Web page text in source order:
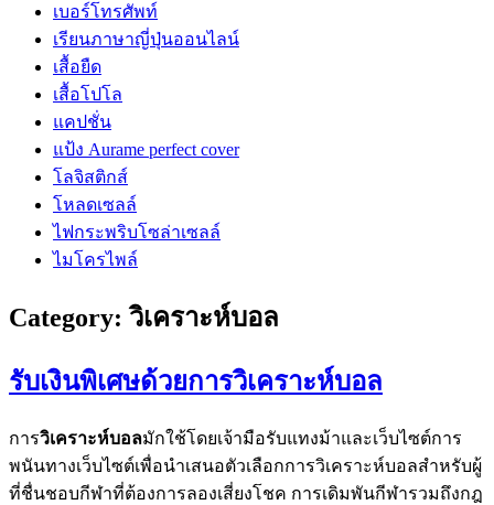
เบอร์โทรศัพท์
เรียนภาษาญี่ปุ่นออนไลน์
เสื้อยืด
เสื้อโปโล
แคปชั่น
แป้ง Aurame perfect cover
โลจิสติกส์
โหลดเซลล์
ไฟกระพริบโซล่าเซลล์
ไมโครไพล์
Category:วิเคราะห์บอล
รับเงินพิเศษด้วยการวิเคราะห์บอล
การวิเคราะห์บอลมักใช้โดยเจ้ามือรับแทงม้าและเว็บไซต์การ
พนันทางเว็บไซต์เพื่อนำเสนอตัวเลือกการวิเคราะห์บอลสำหรับผู้
ที่ชื่นชอบกีฬาที่ต้องการลองเสี่ยงโชค การเดิมพันกีฬารวมถึงกฎ